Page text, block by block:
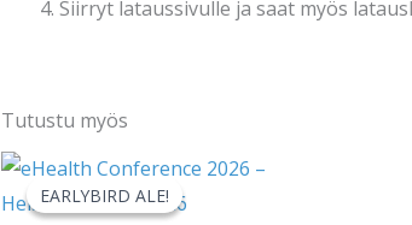
Siirryt lataussivulle ja saat myös
Tutustu myös
EARLYBIRD ALE!
EARLYBIRD ALE!
Hintaluokka:
0,00 €
-
Tällä